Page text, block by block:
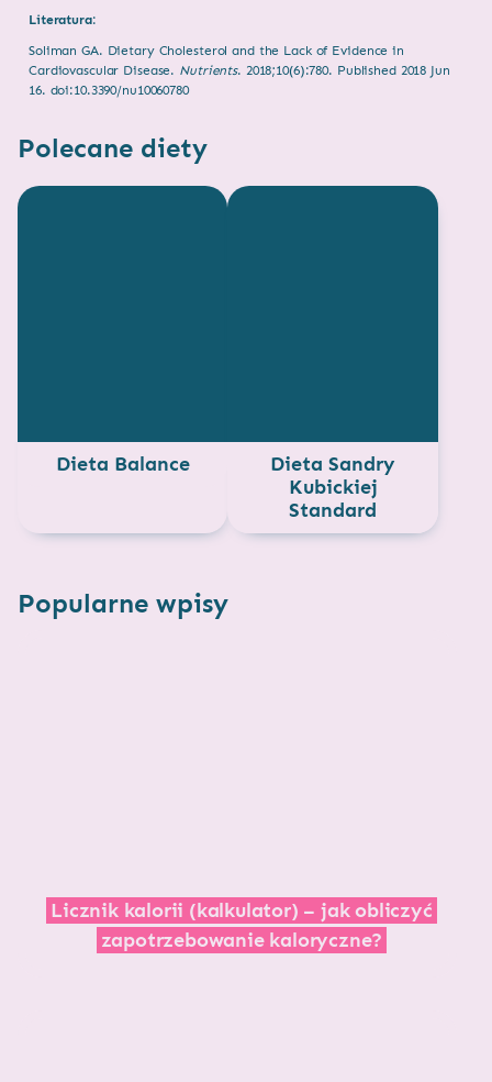
Literatura:
Soliman GA. Dietary Cholesterol and the Lack of Evidence in
Cardiovascular Disease. Nutrients. 2018;10(6):780. Published 2018 Jun
16. doi:10.3390/nu10060780
Polecane diety
Dieta Balance
Dieta Sandry
Kubickiej
Standard
Popularne wpisy
Licznik kalorii (kalkulator) – jak obliczyć
zapotrzebowanie kaloryczne?